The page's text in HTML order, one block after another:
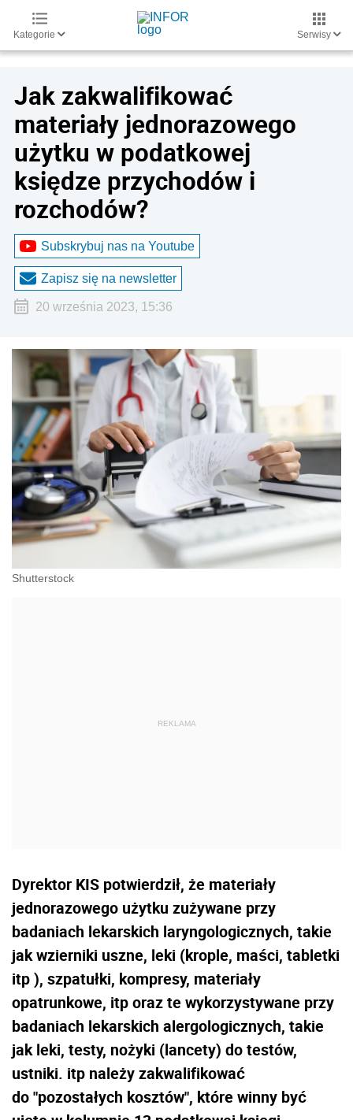
Kategorie Serwisy
Jak zakwalifikować
materiały jednorazowego
użytku w podatkowej
księdze przychodów i
rozchodów?
Subskrybuj nas na Youtube
Zapisz się na newsletter
20 września 2023, 15:36
Shutterstock
Dyrektor KIS potwierdził, że materiały
jednorazowego użytku zużywane przy
badaniach lekarskich laryngologicznych, takie
jak wzierniki uszne, leki (krople, maści, tabletki
itp ), szpatułki, kompresy, materiały
opatrunkowe, itp oraz te wykorzystywane przy
badaniach lekarskich alergologicznych, takie
jak leki, testy, nożyki (lancety) do testów,
ustniki. itp należy zakwalifikować
do "pozostałych kosztów", które winny być